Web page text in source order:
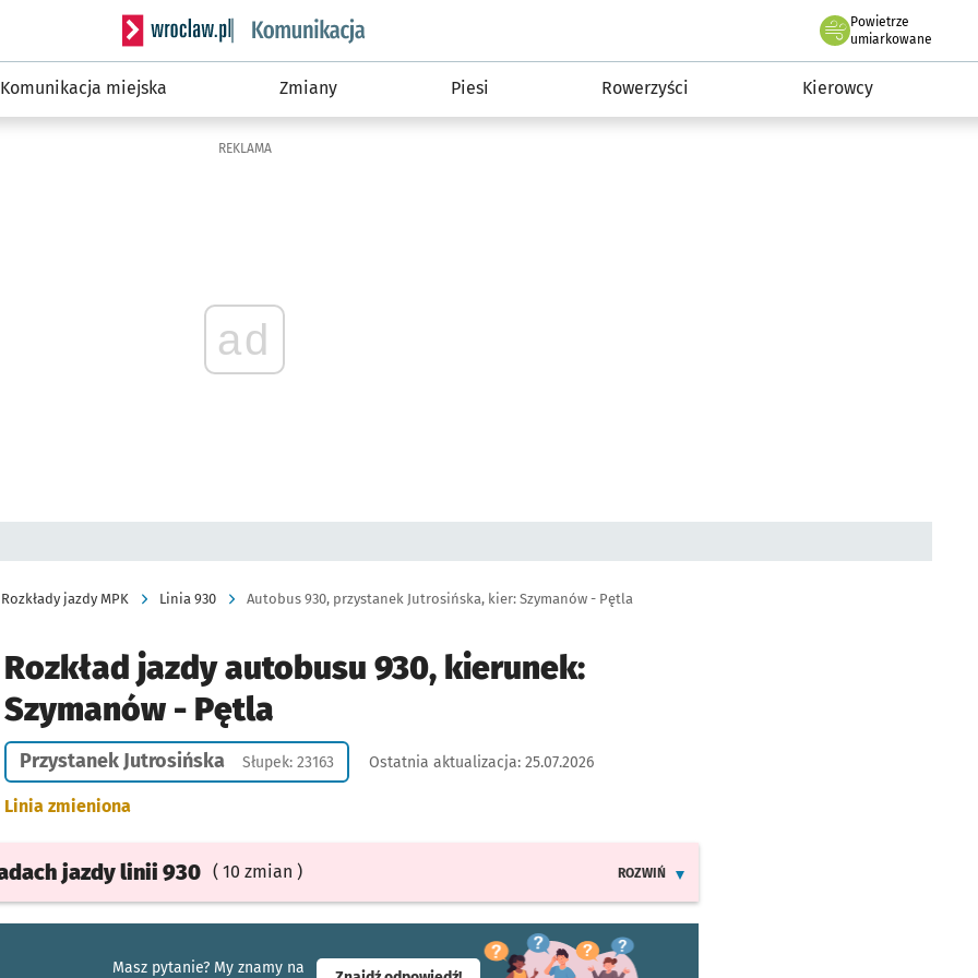
Serwis informacyjny wroclaw.pl podserwis: Komunikacja
Powietrze
we Wrocławiu
umiarkowane
Komunikacja miejska Zmiany Piesi Rowerzyści Kierowcy
REKLAMA
ad
Rozkłady jazdy MPK Linia 930 Autobus 930, przystanek Jutrosińska, kier: Szymanów - Pętla
Rozkład jazdy autobusu 930, kierunek:
Szymanów - Pętla
Przystanek Jutrosińska Słupek: 23163 Ostatnia aktualizacja: 25.07.2026
Linia zmieniona
jazdylinii 930 ( 10 zmian )
ROZWIŃ
Masz pytanie? My znamy na